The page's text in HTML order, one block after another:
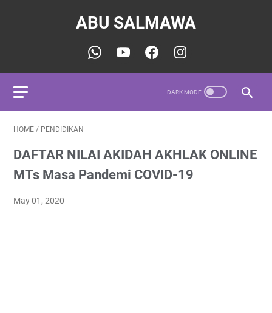
ABU SALMAWA
HOME / PENDIDIKAN
DAFTAR NILAI AKIDAH AKHLAK ONLINE
MTs Masa Pandemi COVID-19
May 01, 2020